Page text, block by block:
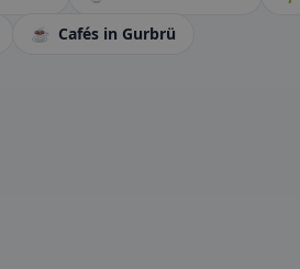
☕ Cafés in Gurbrü